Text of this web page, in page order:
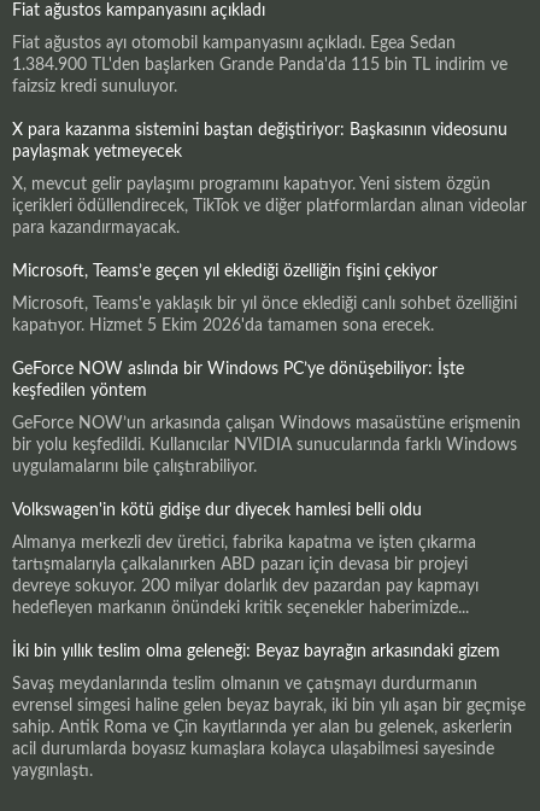
Fiat ağustos kampanyasını açıkladı
Fiat ağustos ayı otomobil kampanyasını açıkladı. Egea Sedan
1.384.900 TL'den başlarken Grande Panda'da 115 bin TL indirim ve
faizsiz kredi sunuluyor.
X para kazanma sistemini baştan değiştiriyor: Başkasının videosunu
paylaşmak yetmeyecek
X, mevcut gelir paylaşımı programını kapatıyor. Yeni sistem özgün
içerikleri ödüllendirecek, TikTok ve diğer platformlardan alınan videolar
para kazandırmayacak.
Microsoft, Teams’e geçen yıl eklediği özelliğin fişini çekiyor
Microsoft, Teams'e yaklaşık bir yıl önce eklediği canlı sohbet özelliğini
kapatıyor. Hizmet 5 Ekim 2026'da tamamen sona erecek.
GeForce NOW aslında bir Windows PC’ye dönüşebiliyor: İşte
keşfedilen yöntem
GeForce NOW’un arkasında çalışan Windows masaüstüne erişmenin
bir yolu keşfedildi. Kullanıcılar NVIDIA sunucularında farklı Windows
uygulamalarını bile çalıştırabiliyor.
Volkswagen'in kötü gidişe dur diyecek hamlesi belli oldu
Almanya merkezli dev üretici, fabrika kapatma ve işten çıkarma
tartışmalarıyla çalkalanırken ABD pazarı için devasa bir projeyi
devreye sokuyor. 200 milyar dolarlık dev pazardan pay kapmayı
hedefleyen markanın önündeki kritik seçenekler haberimizde...
İki bin yıllık teslim olma geleneği: Beyaz bayrağın arkasındaki gizem
Savaş meydanlarında teslim olmanın ve çatışmayı durdurmanın
evrensel simgesi haline gelen beyaz bayrak, iki bin yılı aşan bir geçmişe
sahip. Antik Roma ve Çin kayıtlarında yer alan bu gelenek, askerlerin
acil durumlarda boyasız kumaşlara kolayca ulaşabilmesi sayesinde
yaygınlaştı.